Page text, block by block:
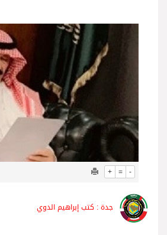
+ = -
جدة : كتب إبراهيم الدوي